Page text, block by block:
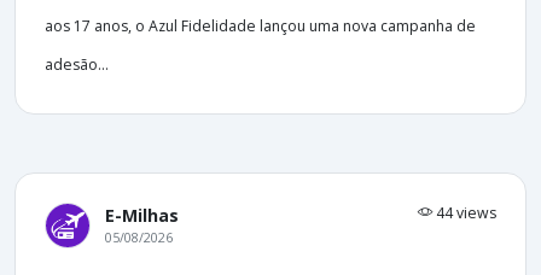
aos 17 anos, o Azul Fidelidade lançou uma nova campanha de
adesão...
E-Milhas 44 views
05/08/2026